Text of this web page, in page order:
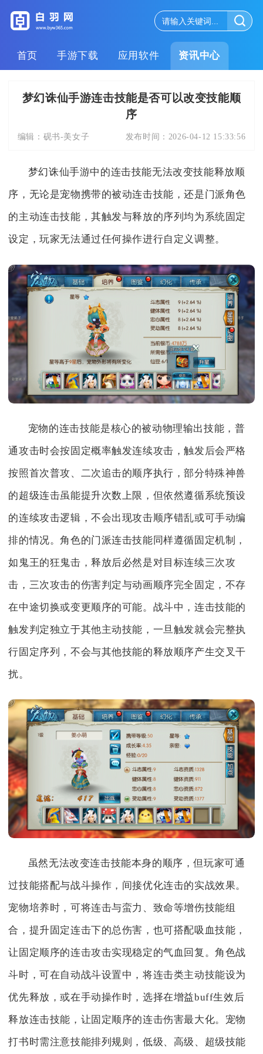
首页 手游下载 应用软件 资讯中心
梦幻诛仙手游连击技能是否可以改变技能顺
序
编辑： 砚书-美女子 发布时间： 2026-04-12 15:33:56
梦幻诛仙手游中的连击技能无法改变技能释放顺
序，无论是宠物携带的被动连击技能，还是门派角色
的主动连击技能，其触发与释放的序列均为系统固定
设定，玩家无法通过任何操作进行自定义调整。
宠物的连击技能是核心的被动物理输出技能，普
通攻击时会按固定概率触发连续攻击，触发后会严格
按照首次普攻、二次追击的顺序执行，部分特殊神兽
的超级连击虽能提升次数上限，但依然遵循系统预设
的连续攻击逻辑，不会出现攻击顺序错乱或可手动编
排的情况。角色的门派连击技能同样遵循固定机制，
如鬼王的狂鬼击，释放后必然是对目标连续三次攻
击，三次攻击的伤害判定与动画顺序完全固定，不存
在中途切换或变更顺序的可能。战斗中，连击技能的
触发判定独立于其他主动技能，一旦触发就会完整执
行固定序列，不会与其他技能的释放顺序产生交叉干
扰。
虽然无法改变连击技能本身的顺序，但玩家可通
过技能搭配与战斗操作，间接优化连击的实战效果。
宠物培养时，可将连击与蛮力、致命等增伤技能组
合，提升固定连击下的总伤害，也可搭配吸血技能，
让固定顺序的连击攻击实现稳定的气血回复。角色战
斗时，可在自动战斗设置中，将连击类主动技能设为
优先释放，或在手动操作时，选择在增益buff生效后
释放连击技能，让固定顺序的连击伤害最大化。宠物
打书时需注意技能排列规则，低级、高级、超级技能